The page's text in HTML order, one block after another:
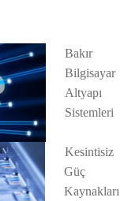
Bakır
Bilgisayar
Altyapı
Sistemleri
Kesintisiz
Güç
Kaynakları